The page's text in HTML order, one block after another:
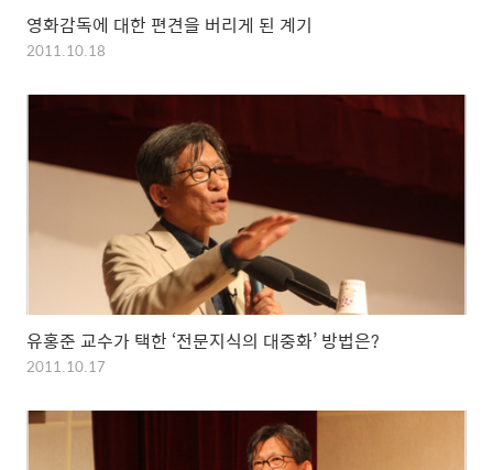
영화감독에 대한 편견을 버리게 된 계기
2011.10.18
유홍준 교수가 택한 ‘전문지식의 대중화’ 방법은?
2011.10.17